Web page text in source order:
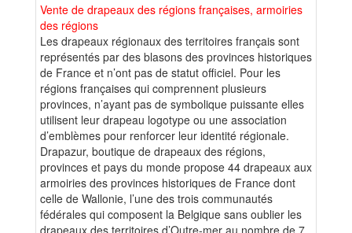
Vente de drapeaux des régions françaises, armoiries
des régions
Les drapeaux régionaux des territoires français sont
représentés par des blasons des provinces historiques
de France et n’ont pas de statut officiel. Pour les
régions françaises qui comprennent plusieurs
provinces, n’ayant pas de symbolique puissante elles
utilisent leur drapeau logotype ou une association
d’emblèmes pour renforcer leur identité régionale.
Drapazur, boutique de drapeaux des régions,
provinces et pays du monde propose 44 drapeaux aux
armoiries des provinces historiques de France dont
celle de Wallonie, l’une des trois communautés
fédérales qui composent la Belgique sans oublier les
drapeaux des territoires d’Outre-mer au nombre de 7